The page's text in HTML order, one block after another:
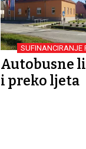
SUFINANCIRANJE
Autobusne
i preko ljeta